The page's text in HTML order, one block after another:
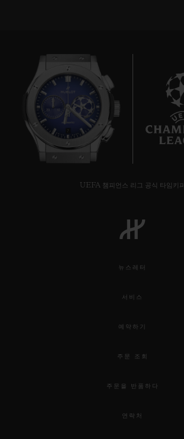
7
UEFA 챔피언스 리그 공식 타임키퍼
뉴스레터
서비스
예약하기
주문 조회
주문을 반품하다
연락처